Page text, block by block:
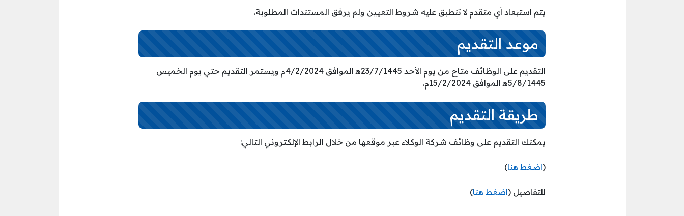
يتم استبعاد أي متقدم لا تنطبق عليه شروط التعيين ولم يرفق المستندات المطلوبة.
موعد التقديم
التقديم على الوظائف متاح من يوم الأحد 23/7/1445ه‍ الموافق 4/2/2024م ويستمر التقديم حتي يوم الخميس
5/8/1445ه‍ الموافق 15/2/2024م.
طريقة التقديم
يمكنك التقديم على وظائف شركة الوكلاء عبر موقعها من خلال الرابط الإلكتروني التالي:
(اضغط هنا)
للتفاصيل (اضغط هنا)